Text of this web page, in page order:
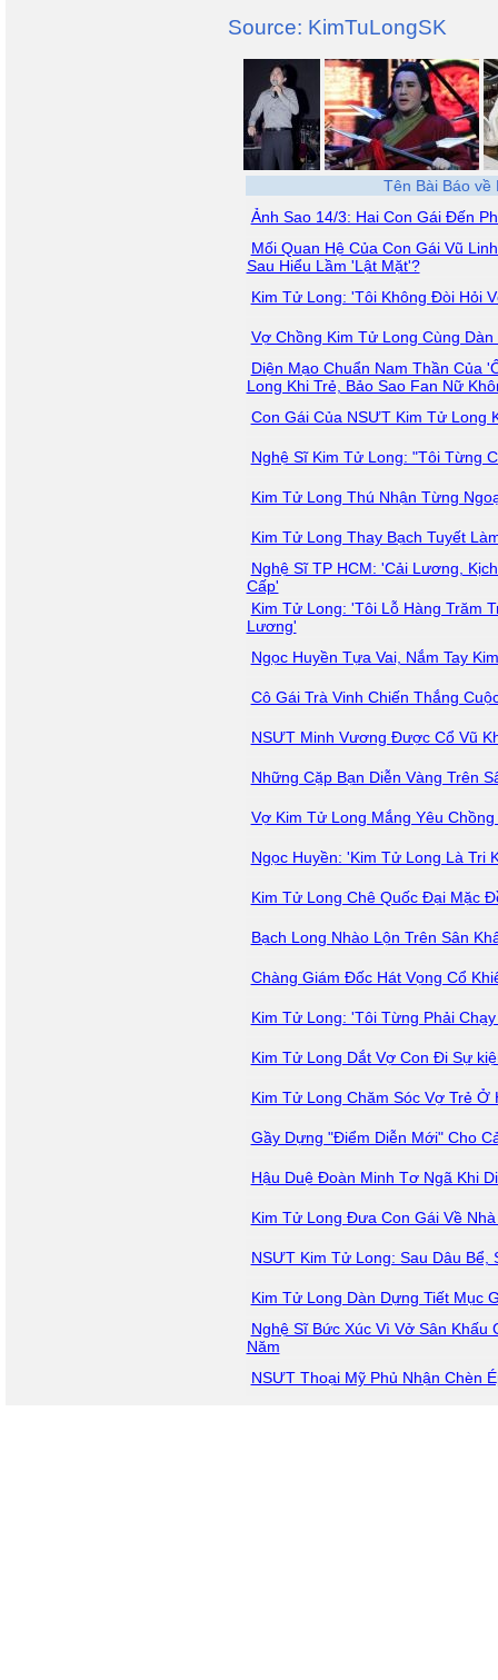
Source: KimTuLongSK
Tên Bài Báo về
Ảnh Sao 14/3: Hai Con Gái Đến
Mối Quan Hệ Của Con Gái Vũ
Sau Hiểu Lầm 'Lật Mặt'?
Kim Tử Long: 'Tôi Không Đòi Hỏi
Vợ Chồng Kim Tử Long Cùng
Diện Mạo Chuẩn Nam Thần Của
Long Khi Trẻ, Bảo Sao Fan Nữ
Con Gái Của NSƯT Kim Tử Long
Nghệ Sĩ Kim Tử Long: "Tôi Từng
Kim Tử Long Thú Nhận Từng
Kim Tử Long Thay Bạch Tuyết
Nghệ Sĩ TP HCM: 'Cải Lương,
Cấp'
Kim Tử Long: 'Tôi Lỗ Hàng Trăm
Lương'
Ngọc Huyền Tựa Vai, Nắm Tay
Cô Gái Trà Vinh Chiến Thắng
NSƯT Minh Vương Được Cổ Vũ
Những Cặp Bạn Diễn Vàng Trên
Vợ Kim Tử Long Mắng Yêu
Ngọc Huyền: 'Kim Tử Long Là Tri
Kim Tử Long Chê Quốc Đại Mặc
Bạch Long Nhào Lộn Trên Sân
Chàng Giám Đốc Hát Vọng Cổ
Kim Tử Long: 'Tôi Từng Phải
Kim Tử Long Dắt Vợ Con Đi Sự
Kim Tử Long Chăm Sóc Vợ Trẻ Ở
Gầy Dựng "Điểm Diễn Mới" Cho
Hậu Duệ Đoàn Minh Tơ Ngã Khi
Kim Tử Long Đưa Con Gái Về
NSƯT Kim Tử Long: Sau Dâu Bể,
Kim Tử Long Dàn Dựng Tiết Mục
Nghệ Sĩ Bức Xúc Vì Vở Sân Khấu
Năm
NSƯT Thoại Mỹ Phủ Nhận Chèn